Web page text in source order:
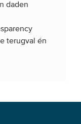
daden
terugval én